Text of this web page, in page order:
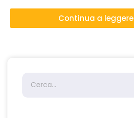
2026
Continua a leggere